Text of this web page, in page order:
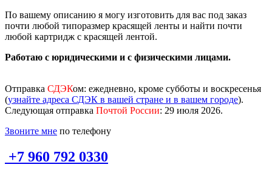
По вашему описанию я могу изготовить для вас под заказ
почти любой типоразмер красящей ленты и найти почти
любой картридж с красящей лентой.
Работаю с юридическими и с физическими лицами.
Отправка СДЭКом: ежедневно, кроме субботы и воскресенья
(узнайте адреса СДЭК в вашей стране и в вашем городе).
Следующая отправка Почтой России: 29 июля 2026.
Звоните мне по телефону
+7 960 792 0330